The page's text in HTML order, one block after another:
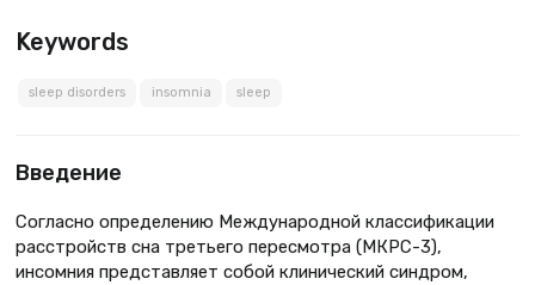
Keywords
sleep disorders insomnia sleep
Введение
Согласно определению Международной классификации
расстройств сна третьего пересмотра (МКРС-3),
инсомния представляет собой клинический синдром,